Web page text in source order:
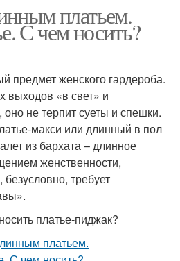
платьем.
С чем носить?
предмет женского гардероба.
выходов «в свет» и
не терпит суеты и спешки.
макси или длинный в пол
из бархата – длинное
женственности,
требует
платье-пиджак?